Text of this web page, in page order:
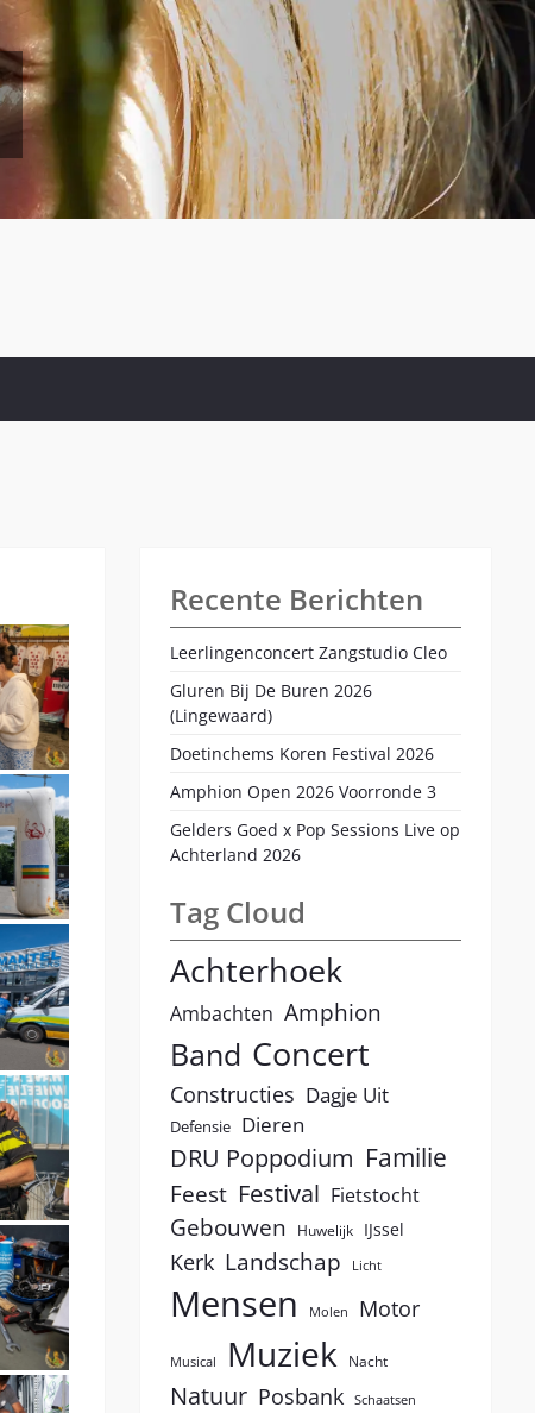
Recente Berichten
Leerlingenconcert Zangstudio Cleo
Gluren Bij De Buren 2026
(Lingewaard)
Doetinchems Koren Festival 2026
Amphion Open 2026 Voorronde 3
Gelders Goed x Pop Sessions Live op
Achterland 2026
Tag Cloud
Achterhoek
Ambachten Amphion
Band Concert
Constructies Dagje Uit
Defensie Dieren
DRU Poppodium Familie
Feest Festival Fietstocht
Gebouwen Huwelijk IJssel
Kerk Landschap Licht
Mensen Molen Motor
Musical Muziek Nacht
Natuur Posbank Schaatsen